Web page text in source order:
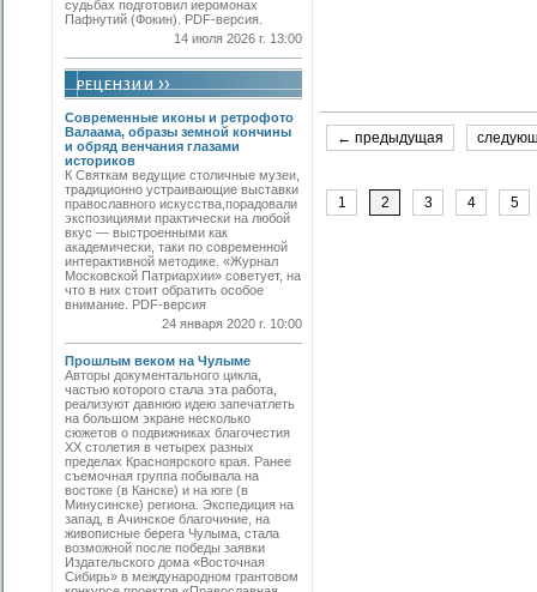
судьбах подготовил иеромонах
Пафнутий (Фокин). PDF-версия.
14 июля 2026 г. 13:00
Современные иконы и ретрофото
Валаама, образы земной кончины
и обряд венчания глазами
историков
К Святкам ведущие столичные музеи,
традиционно устраивающие выставки
православного искусства,порадовали
экспозициями практически на любой
вкус — выстроенными как
академически, таки по современной
интерактивной методике. «Журнал
Московской Патриархии» советует, на
что в них стоит обратить особое
внимание. PDF-версия
24 января 2020 г. 10:00
Прошлым веком на Чулыме
Авторы документального цикла,
частью которого стала эта работа,
реализуют давнюю идею запечатлеть
на большом экране несколько
сюжетов о подвижниках благочестия
ХХ столетия в четырех разных
пределах Красноярского края. Ранее
съемочная группа побывала на
востоке (в Канске) и на юге (в
Минусинске) региона. Экспедиция на
запад, в Ачинское благочиние, на
живописные берега Чулыма, стала
возможной после победы заявки
Издательского дома «Восточная
Сибирь» в международном грантовом
← предыдущая
1 2 3 4 5